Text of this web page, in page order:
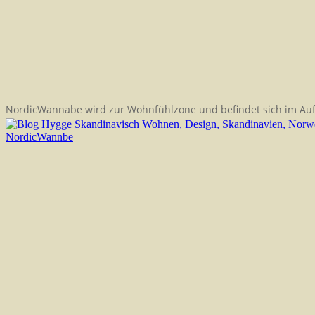
NordicWannabe wird zur Wohnfühlzone und befindet sich im